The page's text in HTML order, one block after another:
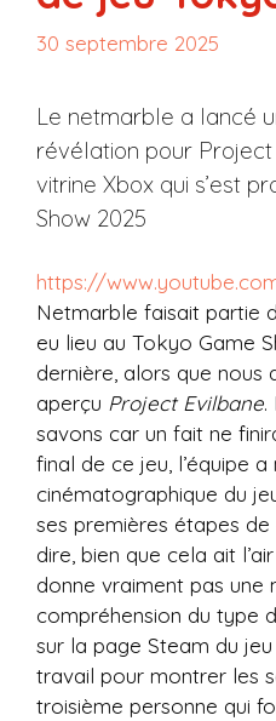
30 septembre 2025
Le netmarble a lancé
révélation pour
vitrine Xbox qui s’est
Show 2025
https://
Netmarble faisait partie
eu lieu au Tokyo Game
dernière, alors que nous
aperçu Project Evilbane.
savons car un fait ne
final de ce jeu, l’équipe
cinématographique du
ses premières étapes
dire, bien que cela ait
donne vraiment pas une
compréhension du type
sur la page Steam du
travail pour montrer les
troisième personne qui